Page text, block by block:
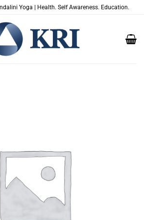
Yoga | Health. Self Awareness. Education.